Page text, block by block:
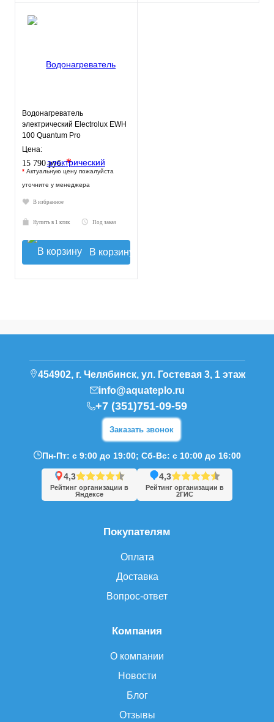
Водонагреватель
электрический Electrolux EWH
100 Quantum Pro
Цена:
15 790 руб.*
* Актуальную цену пожалуйста
уточните у менеджера
В избранное
Купить в 1 клик Под заказ
В корзину
Компания
О компании
Новости
Блог
Отзывы
Покупателям
Оплата
Доставка
Вопрос-ответ
454902, г. Челябинск, ул. Гостевая 3, 1 этаж
info@aquateplo.ru
+7 (351)751-09-59
Заказать звонок
Пн-Пт: с 9:00 до 19:00; Сб-Вс: с 10:00 до 16:00
4,3
Рейтинг организации в
Яндексе
4,3
Рейтинг организации в
2ГИС